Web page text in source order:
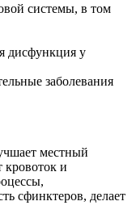
системы, в том
дисфункция у
заболевания
местный
кровоток и
сфинктеров, делает